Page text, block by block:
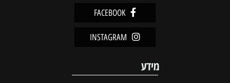
FACEBOOK
INSTAGRAM
מידע